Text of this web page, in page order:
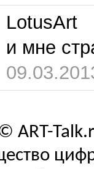
LotusArt
и мне
ART-